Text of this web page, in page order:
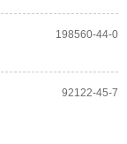
198560-44-0
92122-45-7